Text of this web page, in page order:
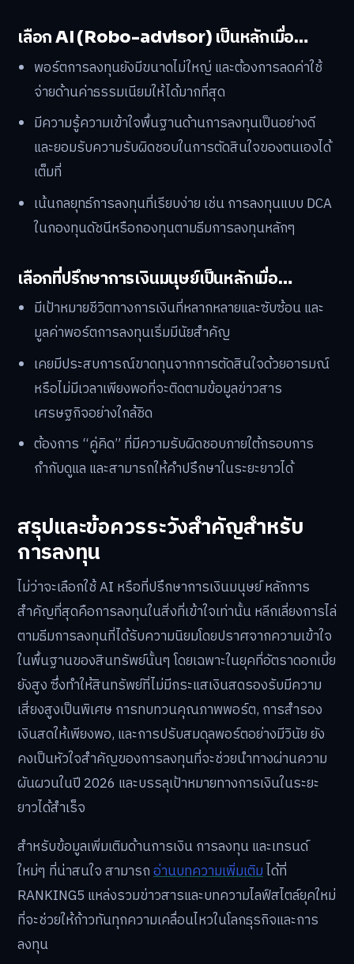
เลือก AI (Robo-advisor) เป็นหลักเมื่อ…
พอร์ตการลงทุนยังมีขนาดไม่ใหญ่ และต้องการลดค่าใช้
จ่ายด้านค่าธรรมเนียมให้ได้มากที่สุด
มีความรู้ความเข้าใจพื้นฐานด้านการลงทุนเป็นอย่างดี
และยอมรับความรับผิดชอบในการตัดสินใจของตนเองได้
เต็มที่
เน้นกลยุทธ์การลงทุนที่เรียบง่าย เช่น การลงทุนแบบ DCA
ในกองทุนดัชนีหรือกองทุนตามธีมการลงทุนหลักๆ
เลือกที่ปรึกษาการเงินมนุษย์เป็นหลักเมื่อ…
มีเป้าหมายชีวิตทางการเงินที่หลากหลายและซับซ้อน และ
มูลค่าพอร์ตการลงทุนเริ่มมีนัยสำคัญ
เคยมีประสบการณ์ขาดทุนจากการตัดสินใจด้วยอารมณ์
หรือไม่มีเวลาเพียงพอที่จะติดตามข้อมูลข่าวสาร
เศรษฐกิจอย่างใกล้ชิด
ต้องการ “คู่คิด” ที่มีความรับผิดชอบภายใต้กรอบการ
กำกับดูแล และสามารถให้คำปรึกษาในระยะยาวได้
สรุปและข้อควรระวังสำคัญสำหรับ
การลงทุน
ไม่ว่าจะเลือกใช้ AI หรือที่ปรึกษาการเงินมนุษย์ หลักการ
สำคัญที่สุดคือการลงทุนในสิ่งที่เข้าใจเท่านั้น หลีกเลี่ยงการไล่
ตามธีมการลงทุนที่ได้รับความนิยมโดยปราศจากความเข้าใจ
ในพื้นฐานของสินทรัพย์นั้นๆ โดยเฉพาะในยุคที่อัตราดอกเบี้ย
ยังสูง ซึ่งทำให้สินทรัพย์ที่ไม่มีกระแสเงินสดรองรับมีความ
เสี่ยงสูงเป็นพิเศษ การทบทวนคุณภาพพอร์ต, การสำรอง
เงินสดให้เพียงพอ, และการปรับสมดุลพอร์ตอย่างมีวินัย ยัง
คงเป็นหัวใจสำคัญของการลงทุนที่จะช่วยนำทางผ่านความ
ผันผวนในปี 2026 และบรรลุเป้าหมายทางการเงินในระยะ
ยาวได้สำเร็จ
สำหรับข้อมูลเพิ่มเติมด้านการเงิน การลงทุน และเทรนด์
ใหม่ๆ ที่น่าสนใจ สามารถอ่านบทความเพิ่มเติมได้ที่
RANKING5 แหล่งรวมข่าวสารและบทความไลฟ์สไตล์ยุคใหม่
ที่จะช่วยให้ก้าวทันทุกความเคลื่อนไหวในโลกธุรกิจและการ
ลงทุน